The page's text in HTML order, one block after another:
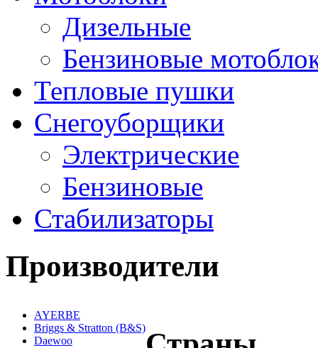
Дизельные
Бензиновые
Тепловые пушки
Снегоуборщики
Электрические
Бензиновые
Стабилизаторы
Производители
AYERBE
Briggs & Stratton (B&S)
Daewoo